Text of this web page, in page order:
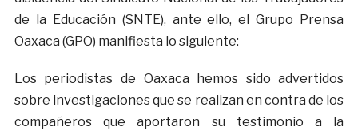
de la Educación (SNTE), ante ello, el Grupo Prensa
Oaxaca (GPO) manifiesta lo siguiente:
Los periodistas de Oaxaca hemos sido advertidos
sobre investigaciones que se realizan en contra de los
compañeros que aportaron su testimonio a la